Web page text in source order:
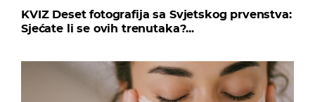
KVIZ Deset fotografija sa Svjetskog prvenstva:
Sjećate li se ovih trenutaka?...